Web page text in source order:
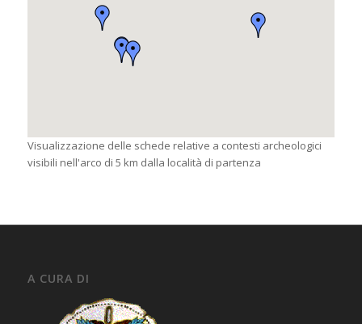
Visualizzazione delle schede relative a contesti archeologici
visibili nell'arco di 5 km dalla località di partenza
A CURA DI